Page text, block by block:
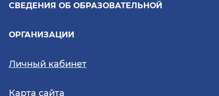
СВЕДЕНИЯ ОБ ОБРАЗОВАТЕЛЬНОЙ
ОРГАНИЗАЦИИ
Личный кабинет
Карта сайта